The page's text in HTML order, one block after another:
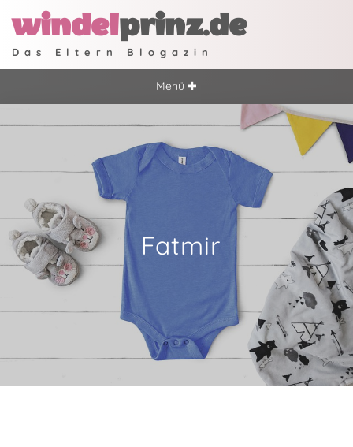
windelprinz.de
Das Eltern Blogazin
Menü ✚
Fatmir